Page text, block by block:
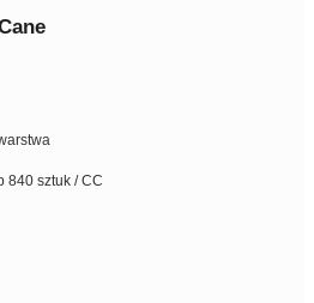
840 sztuk / CC